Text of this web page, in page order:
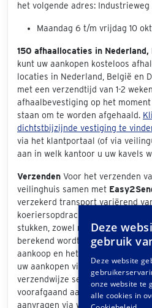
het volgende adres: Industrieweg
Maandag 6 t/m vrijdag 10
150 afhaallocaties in
kunt uw aankopen kosteloos
locaties in Nederland, België en
met een verzendtijd van 1-2
afhaalbevestiging op het
staan om te worden afgehaald.
dichtstbijzijnde vestiging te
via het klantportaal (of via
aan in welk kantoor u uw kavels
Verzenden Voor het verzenden
veilinghuis samen met
verzekerd transport variërend
koeriersopdrachten tot het
stukken, zowel nationaal als
berekend wordt is afhankelijk van
aankoop en het bezorgadres. Als
uw aankopen via het klantportaal
verzendwijze selecteert, ontvangt
voorafgaand aan de veiling kunt
aanvragen via www.easy2send.nl/
Deze
gebruik
Deze website
onze website te
alle cookies in